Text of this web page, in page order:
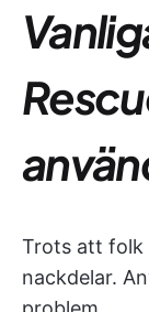
Trots att folk
nackdelar.